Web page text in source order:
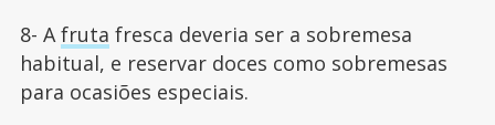
8- A fruta fresca deveria ser a sobremesa
habitual, e reservar doces como sobremesas
para ocasiões especiais.